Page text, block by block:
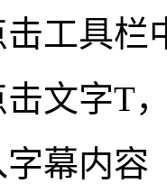
工具栏
文字T
幕内容